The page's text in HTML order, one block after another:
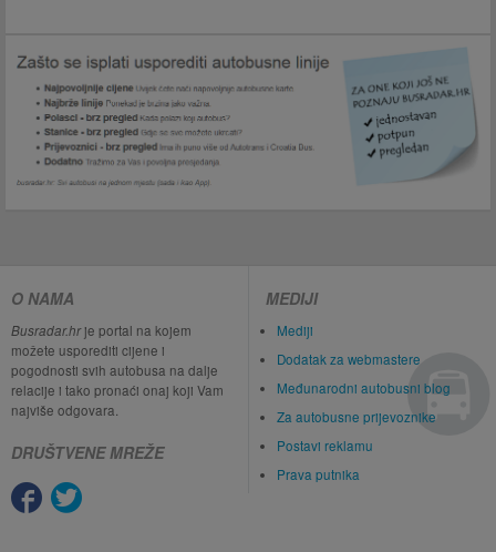
O NAMA
Busradar.hrje portal na kojem
možete usporediti cijene i
pogodnosti svih autobusa na dalje
relacije i tako pronaći onaj koji Vam
najviše odgovara.
DRUŠTVENE MREŽE
MEDIJI
Mediji
Dodatak za webmastere
Međunarodni autobusni blog
Za autobusne prijevoznike
Postavi reklamu
Prava putnika